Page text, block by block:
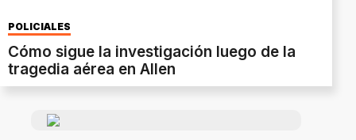
POLICIALES
Cómo sigue la investigación luego de la
tragedia aérea en Allen